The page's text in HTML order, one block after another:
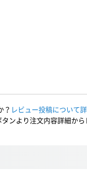
？ レビュー投稿について
ンより注文内容詳細から